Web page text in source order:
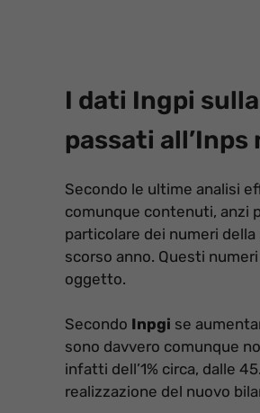
I dati Ingpi
passati
Secondo le ultime analisi
comunque contenuti, anzi
particolare dei numeri della
scorso anno. Questi
oggetto.
Secondo Inpgi se
sono davvero comunque
infatti dell’1% circa, dalle
realizzazione del nuovo